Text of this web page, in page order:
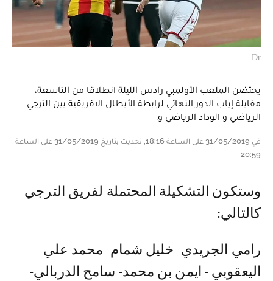
Dr
يحتضن الملعب الأولمبي رادس الليلة انطلاقا من التاسعة،
مقابلة إياب الدور النهائي لرابطة الأبطال الافريقية بين الترجي
الرياضي و الوداد الرياضي و.
في 31/05/2019 على الساعة 18:16, تحديث بتاريخ 31/05/2019 على الساعة
20:59
وستكون التشكيلة المحتملة لفريق الترجي
كالتالي:
رامي الجريدي- خليل شمام- محمد علي
اليعقوبي - ايمن بن محمد- سامح الدربالي-